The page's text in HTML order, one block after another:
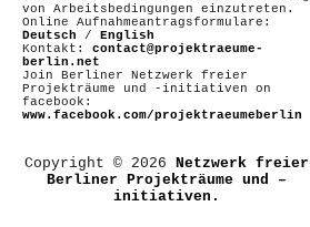
von Arbeitsbedingungen einzutreten.
Online Aufnahmeantragsformulare:
Deutsch / English
Kontakt: contact@projektraeume-
berlin.net
Join Berliner Netzwerk freier
Projekträume und -initiativen on
facebook:
www.facebook.com/projektraeumeberlin
Copyright © 2026 Netzwerk freier
Berliner Projekträume und –
initiativen.